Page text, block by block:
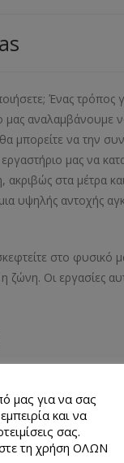
Ένας τρόπος
μας αναλαμβάνουμε
μπορείτε να την
μας να
στα μέτρα
υψηλής αντοχής
στο
Οι εργασίες
μας για να σας
και να
σας.
τη χρήση ΟΛΩΝ